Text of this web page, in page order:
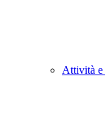
Attività e